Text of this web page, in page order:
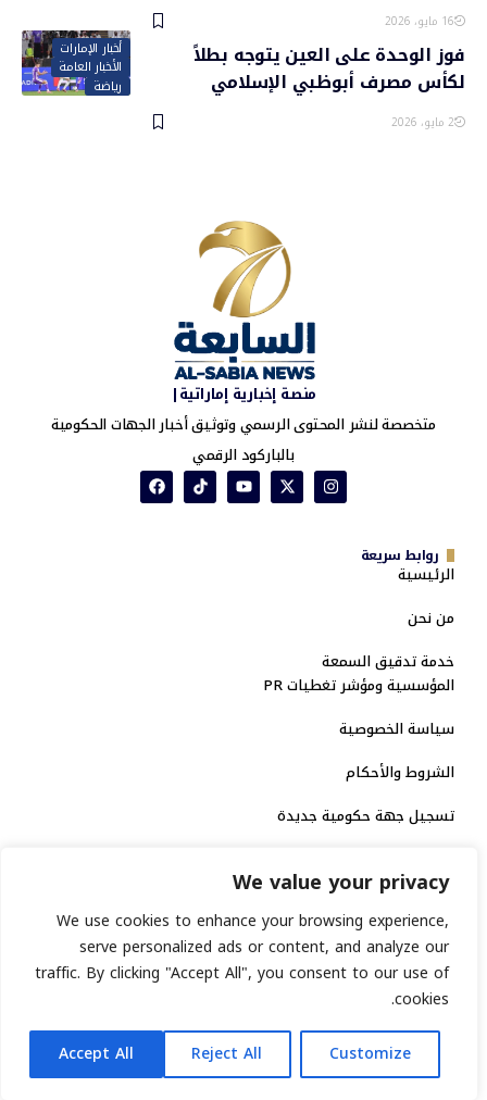
We value your privacy
We use cookies to enhance your browsing experience,
serve personalized ads or content, and analyze our
traffic. By clicking "Accept All", you consent to our use of
cookies.
Customize
Reject All
Accept All
16 مايو، 2026
أخبار الإمارات
الأخبار العامة
رياضة
فوز الوحدة على العين يتوجه بطلاً
لكأس مصرف أبوظبي الإسلامي
2 مايو، 2026
منصة إخبارية إماراتية|
متخصصة لنشر المحتوى الرسمي وتوثيق أخبار الجهات الحكومية
بالباركود الرقمي
روابط سريعة
الرئيسية
من نحن
خدمة تدقيق السمعة
المؤسسية ومؤشر تغطيات PR
سياسة الخصوصية
الشروط والأحكام
تسجيل جهة حكومية جديدة
الاعتماد الرسمي
منصة إخبارية مرخصة
رقم الترخيص الاتحادي : 8793134
جميع حقوق التوثيق الرقمي محفوظة لمنصة السابعة © 2026. AR
انشر خبرك